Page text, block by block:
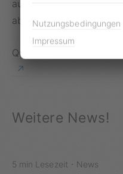
auf einer eigenen
aber noch unklar.
Quellen:
Weitere News!
5 min Lesezeit · News
Nutzungsbedingungen
Impressum